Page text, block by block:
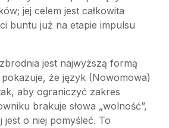
jej celem jest całkowita
buntu już na etapie impulsu
jest najwyższą formą
że język (Nowomowa)
aby ograniczyć zakres
brakuje słowa „wolność”,
jest o niej pomyśleć. To